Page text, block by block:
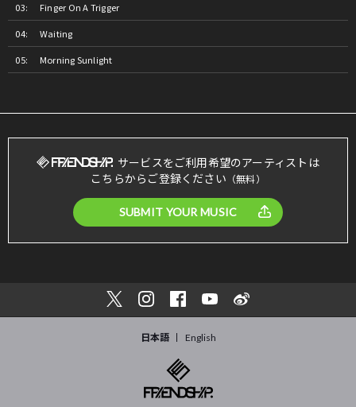
Finger On A Trigger
Waiting
Morning Sunlight
サービスをご利用希望のアーティストは
こちらからご登録ください （無料）
SUBMIT YOUR MUSIC
日本語 English